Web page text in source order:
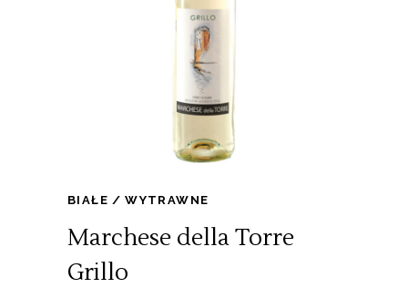
BIAŁE WYTRAWNE
Marchese della Torre
Grillo